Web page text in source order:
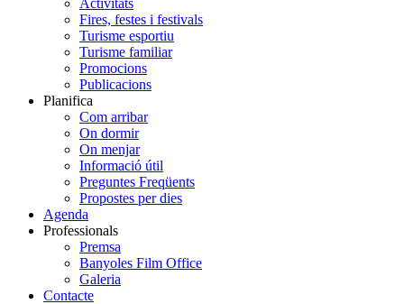
Activitats
Fires, festes i festivals
Turisme esportiu
Turisme familiar
Promocions
Publicacions
Planifica
Com arribar
On dormir
On menjar
Informació útil
Preguntes Freqüents
Propostes per dies
Agenda
Professionals
Premsa
Banyoles Film Office
Galeria
Contacte